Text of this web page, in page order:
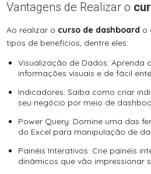
Vantagens de Realizar o
Ao realizar o curso de dashboard o
tipos de benefícios, dentre eles:
Visualização de Dados: Aprenda a transformar dados em
informações visuais e de fácil
Indicadores: Saiba como criar indicadores relevantes para o
seu negócio por meio de
Power Query: Domine uma das ferramentas mais poderosas
do Excel para manipulação de
Painéis Interativos: Crie painéis interativos e relatórios
dinâmicos que vão impressionar